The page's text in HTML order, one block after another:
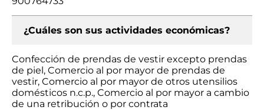
¿Cuáles son sus actividades económicas?
Confección de prendas de vestir excepto prendas
de piel, Comercio al por mayor de prendas de
vestir, Comercio al por mayor de otros utensilios
domésticos n.c.p., Comercio al por mayor a cambio
de una retribución o por contrata